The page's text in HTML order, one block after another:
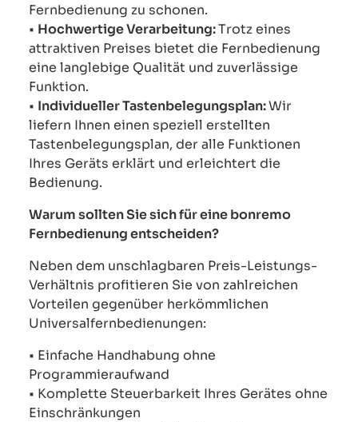
Fernbedienung zu schonen.
• Hochwertige Verarbeitung:Trotz eines
attraktiven Preises bietet die Fernbedienung
eine langlebige Qualität und zuverlässige
Funktion.
• Individueller Tastenbelegungsplan:Wir
liefern Ihnen einen speziell erstellten
Tastenbelegungsplan, der alle Funktionen
Ihres Geräts erklärt und erleichtert die
Bedienung.
Warum sollten Sie sich für eine bonremo
Fernbedienung entscheiden?
Neben dem unschlagbaren Preis-Leistungs-
Verhältnis profitieren Sie von zahlreichen
Vorteilen gegenüber herkömmlichen
Universalfernbedienungen:
• Einfache Handhabung ohne
Programmieraufwand
• Komplette Steuerbarkeit Ihres Gerätes ohne
Einschränkungen